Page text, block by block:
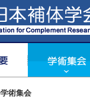
術集会